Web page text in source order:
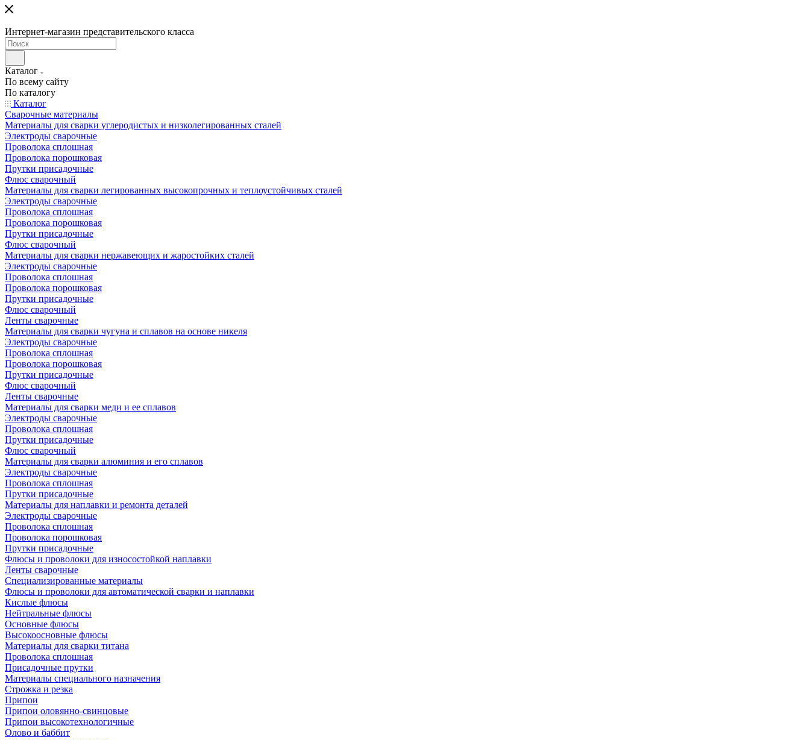
Интернет-магазин представительского класса
Каталог
По всему сайту
По каталогу
Каталог
Сварочные материалы
Материалы для сварки углеродистых и низколегированных сталей
Электроды сварочные
Проволока сплошная
Проволока порошковая
Прутки присадочные
Флюс сварочный
Материалы для сварки легированных высокопрочных и теплоустойчивых сталей
Электроды сварочные
Проволока сплошная
Проволока порошковая
Прутки присадочные
Флюс сварочный
Материалы для сварки нержавеющих и жаростойких сталей
Электроды сварочные
Проволока сплошная
Проволока порошковая
Прутки присадочные
Флюс сварочный
Ленты сварочные
Материалы для сварки чугуна и сплавов на основе никеля
Электроды сварочные
Проволока сплошная
Проволока порошковая
Прутки присадочные
Флюс сварочный
Ленты сварочные
Материалы для сварки меди и ее сплавов
Электроды сварочные
Проволока сплошная
Прутки присадочные
Флюс сварочный
Материалы для сварки алюминия и его сплавов
Электроды сварочные
Проволока сплошная
Прутки присадочные
Материалы для наплавки и ремонта деталей
Электроды сварочные
Проволока сплошная
Проволока порошковая
Прутки присадочные
Флюсы и проволоки для износостойкой наплавки
Ленты сварочные
Специализированные материалы
Флюсы и проволоки для автоматической сварки и наплавки
Кислые флюсы
Нейтральные флюсы
Основные флюсы
Высокоосновные флюсы
Материалы для сварки титана
Проволока сплошная
Присадочные прутки
Материалы специального назначения
Строжка и резка
Припои
Припои оловянно-свинцовые
Припои высокотехнологичные
Олово и баббит